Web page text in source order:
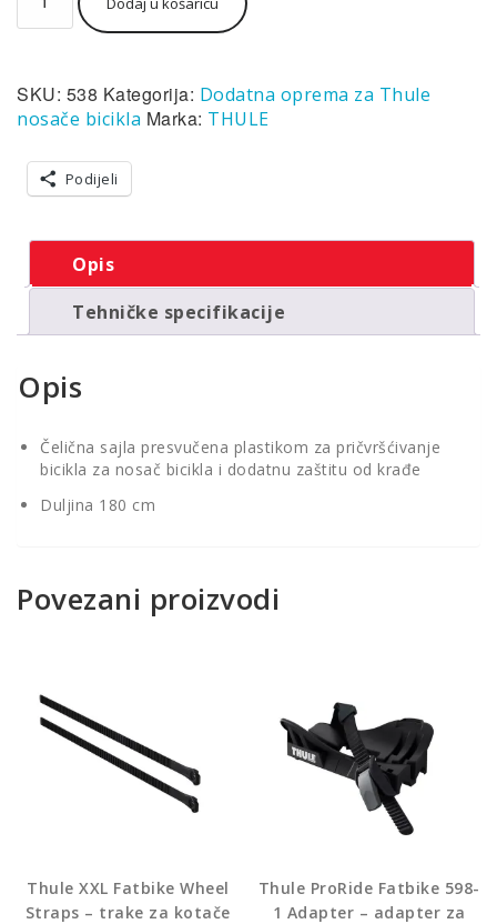
Cable
Lock
dodatna
zaštita
krađe
količina
SKU: 538 Kategorija: Dodatna oprema za Thule
nosače bicikla Marka: THULE
Podijeli
Opis
Tehničke specifikacije
Opis
Čelična sajla presvučena plastikom za pričvršćivanje
bicikla za nosač bicikla i dodatnu zaštitu od krađe
Duljina 180 cm
Povezani proizvodi
Thule XXL Fatbike Wheel
Straps – trake za kotače
Thule ProRide Fatbike 598-
1 Adapter – adapter za